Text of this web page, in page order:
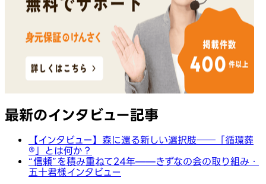
最新のインタビュー記事
【インタビュー】森に還る新しい選択肢──「循環葬
®︎」とは何か？
“信頼”を積み重ねて24年——きずなの会の取り組み・
五十君様インタビュー